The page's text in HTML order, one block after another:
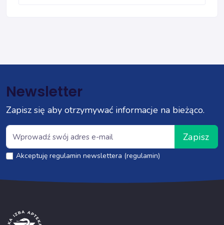
Newsletter
Zapisz się aby otrzymywać informacje na bieżąco.
Zapisz
Akceptuję regulamin newslettera (regulamin)